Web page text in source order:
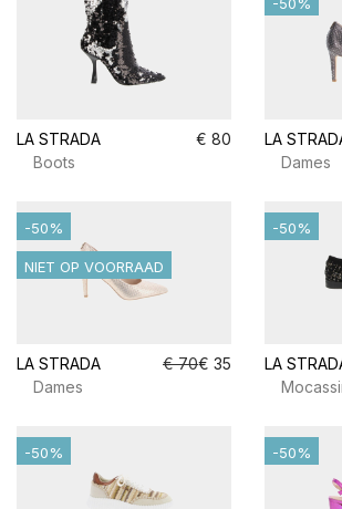
LA STRADA
€ 80
Boots
LA
Dames
LA STRADA € 70€ 35
Dames
-50%
NIET OP VOORRAAD
LA
-50%
-50% -50%